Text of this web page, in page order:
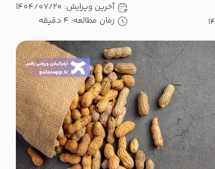
آخرین ویرایش: ۱۴۰۴/۰۷/۲۰
زمان مطالعه: ۴ دقیقه